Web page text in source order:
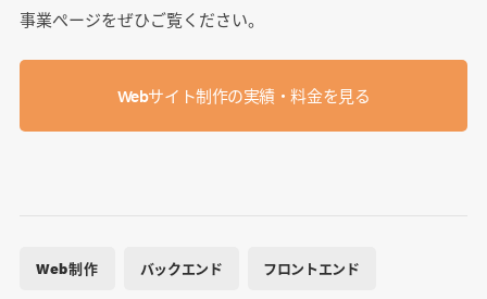
事業ぺージをぜひご覧ください。
Webサイト制作の実績・料金を見る
Web制作 バックエンド フロントエンド